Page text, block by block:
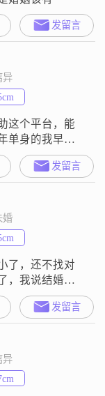
发留言
异
这个平台，能
单身的我早已
个年龄了没有
的打拼心身疲
秀，但愿你诚
发留言
婚
了，还不找对
，我说结婚早
留在最后的都
我相信肯定有
，只是我没有
估计如果不出
好活，怎么可
象病了瘫了我
后，福往者福
发留言
异